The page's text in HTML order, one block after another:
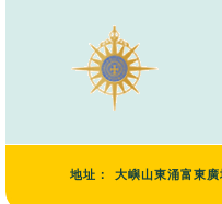
地址：
大嶼山東涌富東